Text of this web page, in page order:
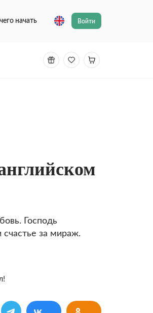
начать
Войти
Господь
за мираж.